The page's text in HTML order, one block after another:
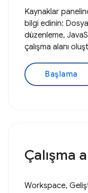
Kaynaklar
bilgi edinin:
düzenleme,
çalışma alanı
Başlama
Çalışma
Workspace,